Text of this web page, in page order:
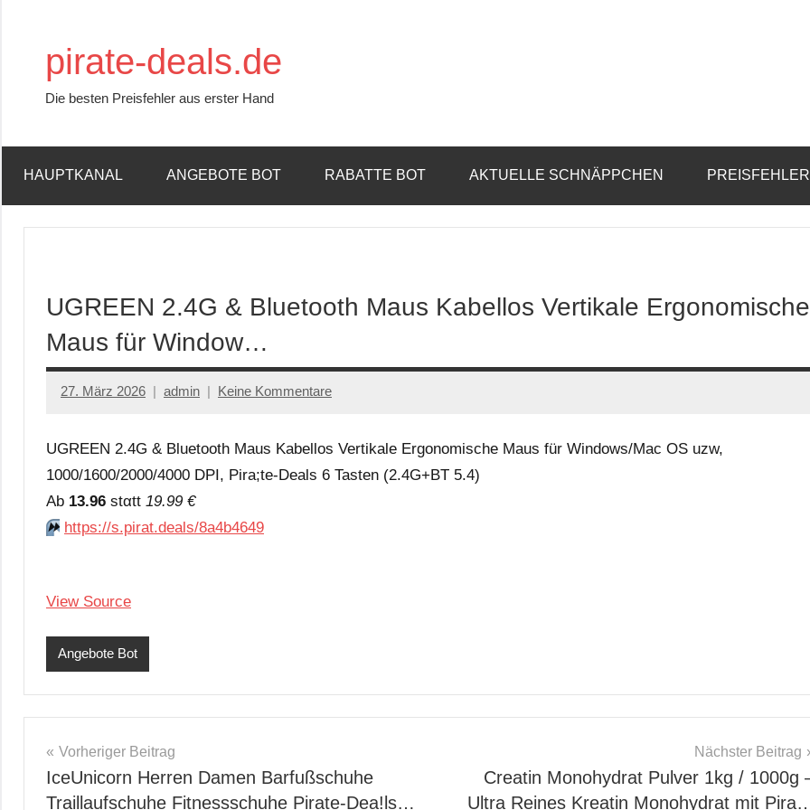
springenpirate-deals.de
Die besten Preisfehler aus erster Hand
HAUPTKANAL ANGEBOTE BOT RABATTE BOT AKTUELLE SCHNÄPPCHEN
UGREEN 2.4G & Bluetooth Maus Kabellos Vertikale Ergonomische
Maus für Window…
27. März 2026 admin Keine Kommentare
UGREEN 2.4G & Bluetooth Maus Kabellos Vertikale Ergonomische Maus für Windows/Mac OS uzw,
1000/1600/2000/4000 DPI, Pira;te-Deals 6 Tasten (2.4G+BT 5.4)
Аb 13.96 stαtt 19.99 €
⏩️ https://s.pirat.deals/8a4b4649
View Source
Angebote Bot
Beitragsnavigation
Vorheriger Beitrag
IceUnicorn Herren Damen Barfußschuhe
Traillaufschuhe Fitnessschuhe Pirate-Dea!ls…
Nächster Beitrag
Creatin Monohydrat Pulver 1kg / 1000g
Ultra Reines Kreatin Monohydrat mit